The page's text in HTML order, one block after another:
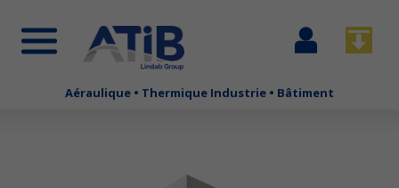
Aéraulique • Thermique Industrie • Bâtiment